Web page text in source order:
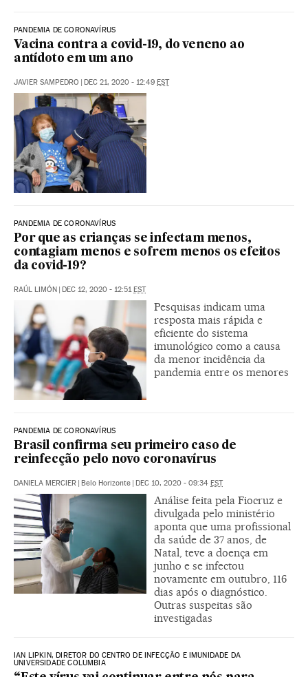
PANDEMIA DE CORONAVÍRUS
Vacina contra a covid-19, do veneno ao
antídoto em um ano
JAVIER SAMPEDRO | DEC 21, 2020 - 12:49 EST
PANDEMIA DE CORONAVÍRUS
Por que as crianças se infectam menos,
contagiam menos e sofrem menos os efeitos
da covid-19?
RAÚL LIMÓN | DEC 12, 2020 - 12:51 EST
Pesquisas indicam uma
resposta mais rápida e
eficiente do sistema
imunológico como a causa
da menor incidência da
pandemia entre os menores
PANDEMIA DE CORONAVÍRUS
Brasil confirma seu primeiro caso de
reinfecção pelo novo coronavírus
DANIELA MERCIER | Belo Horizonte | DEC 10, 2020 - 09:34 EST
Análise feita pela Fiocruz e
divulgada pelo ministério
aponta que uma profissional
da saúde de 37 anos, de
Natal, teve a doença em
junho e se infectou
novamente em outubro, 116
dias após o diagnóstico.
Outras suspeitas são
investigadas
IAN LIPKIN, DIRETOR DO CENTRO DE INFECÇÃO E IMUNIDADE DA
UNIVERSIDADE COLUMBIA